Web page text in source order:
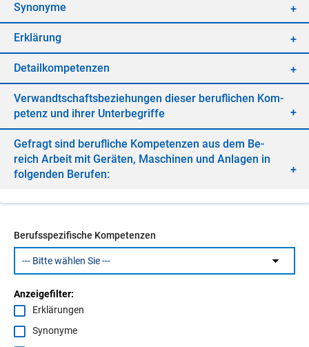
Syn­ony­me
Er­klä­rung
De­tail­kom­pe­ten­zen
Ver­wandt­schafts­be­zie­hun­gen die­ser be­ruf­li­chen Kom­
pe­tenz und ih­rer Un­ter­be­grif­fe
Ge­fragt sind be­ruf­li­che Kom­pe­ten­zen aus dem Be­
reich Ar­beit mit Ge­rä­ten, Ma­schi­nen und An­la­gen in
fol­gen­den Be­ru­fen:
Berufsspezifische Kompetenzen
Anzeigefilter:
Erklärungen
Synonyme